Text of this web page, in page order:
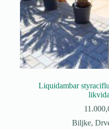
Liquidambar
Biljke,